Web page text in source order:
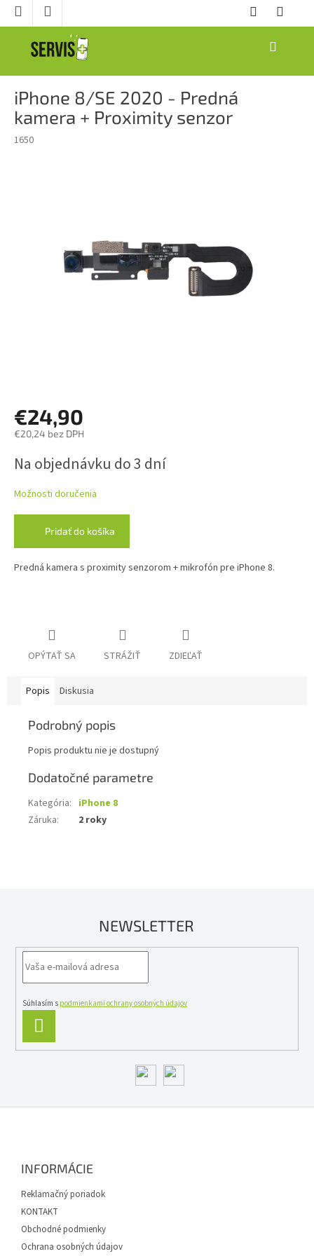
Prejsť
NÁKUPNÝ
iPhone 8/SE 2020 - Predná
kamera + Proximity senzor
1650
€24,90
€20,24 bez DPH
cena:
Na objednávku do 3 dní
Možnosti doručenia
Pridať do košíka
Predná kamera s proximity senzorom + mikrofón pre iPhone 8.
OPÝTAŤ SA STRÁŽIŤ ZDIEĽAŤ
Popis Diskusia
Podrobný popis
Popis produktu nie je dostupný
Dodatočné parametre
Kategória: iPhone 8
Záruka: 2 roky
NEWSLETTER
Súhlasím s podmienkami ochrany osobných údajov
SA
INFORMÁCIE
Reklamačný poriadok
KONTAKT
Obchodné podmienky
Ochrana osobných údajov